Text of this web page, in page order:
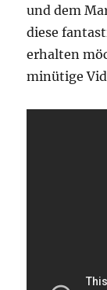
und dem
diese
erhalten
minütige